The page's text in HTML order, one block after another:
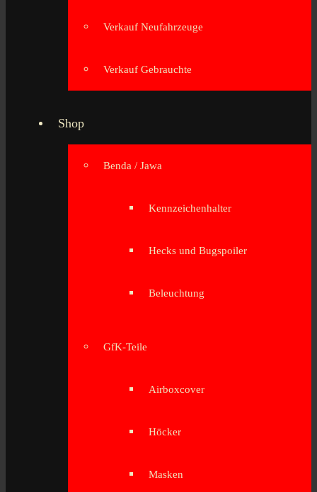
Verkauf Neufahrzeuge
Verkauf Gebrauchte
Shop
Benda / Jawa
Kennzeichenhalter
Hecks und Bugspoiler
Beleuchtung
GfK-Teile
Airboxcover
Höcker
Masken